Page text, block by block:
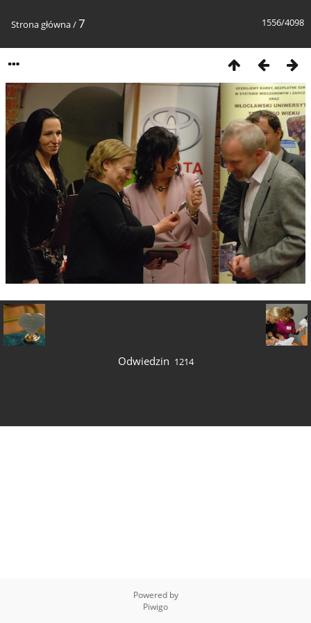
1556/4098
Strona główna/7
Odwiedzin 1214
Powered by
Piwigo